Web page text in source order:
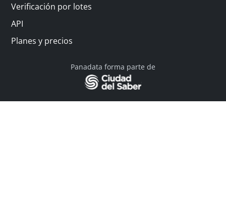
Verificación por lotes
API
Planes y precios
Panadata forma parte de